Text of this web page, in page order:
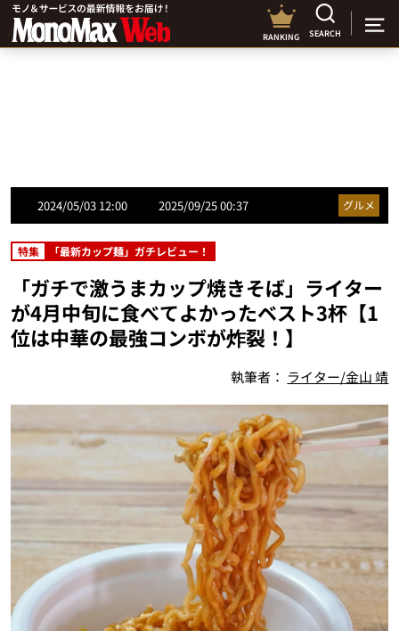
RANKING SEARCH
2024/05/03 12:00 2025/09/25 00:37 グルメ
特集 「最新カップ麺」ガチレビュー！
「ガチで激うまカップ焼きそば」ライター
が4月中旬に食べてよかったベスト3杯【1
位は中華の最強コンボが炸裂！】
執筆者： ライター/金山 靖